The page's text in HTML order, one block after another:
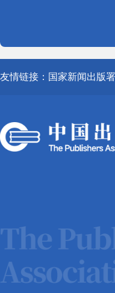
友情链接： 国家新闻出版署